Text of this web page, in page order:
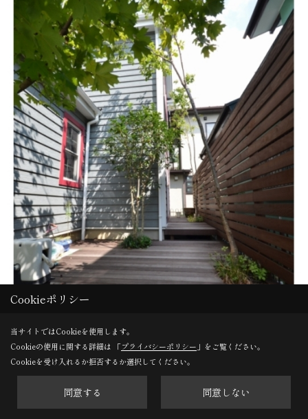
Cookieポリシー
当サイトではCookieを使用します。
Cookieの使用に関する詳細は 「プライバシーポリシー 」をご覧ください。
Cookieを受け入れるか拒否するか選択してください。
同意する 同意しない